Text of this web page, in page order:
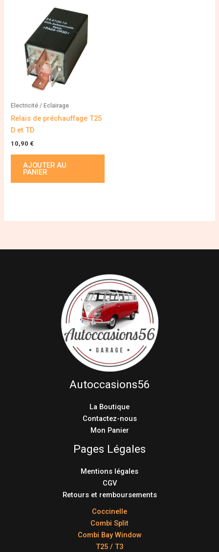
Electricité / Eclairage
Relais de préchauffage T25
D et TD
10,90 €
AJOUTER AU
PANIER
Autoccasions56
La Boutique
Contactez-nous
Mon Panier
Pages Légales
Mentions légales
CGV
Retours et remboursements
Coccinelle
Combi Split
Combi Bay Window
T25 / T3